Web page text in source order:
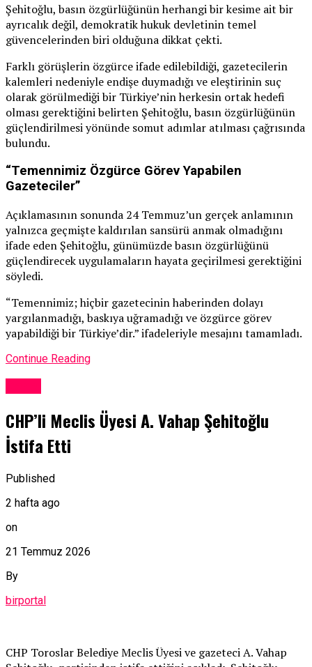
Şehitoğlu, basın özgürlüğünün herhangi bir kesime ait bir
ayrıcalık değil, demokratik hukuk devletinin temel
güvencelerinden biri olduğuna dikkat çekti.
Farklı görüşlerin özgürce ifade edilebildiği, gazetecilerin
kalemleri nedeniyle endişe duymadığı ve eleştirinin suç
olarak görülmediği bir Türkiye’nin herkesin ortak hedefi
olması gerektiğini belirten Şehitoğlu, basın özgürlüğünün
güçlendirilmesi yönünde somut adımlar atılması çağrısında
bulundu.
“Temennimiz Özgürce Görev Yapabilen
Gazeteciler”
Açıklamasının sonunda 24 Temmuz’un gerçek anlamının
yalnızca geçmişte kaldırılan sansürü anmak olmadığını
ifade eden Şehitoğlu, günümüzde basın özgürlüğünü
güçlendirecek uygulamaların hayata geçirilmesi gerektiğini
söyledi.
“Temennimiz; hiçbir gazetecinin haberinden dolayı
yargılanmadığı, baskıya uğramadığı ve özgürce görev
yapabildiği bir Türkiye’dir.” ifadeleriyle mesajını tamamladı.
Continue Reading
CHP’li Meclis Üyesi A. Vahap Şehitoğlu
İstifa Etti
Published
2 hafta ago
on
21 Temmuz 2026
By
birportal
CHP Toroslar Belediye Meclis Üyesi ve gazeteci A. Vahap